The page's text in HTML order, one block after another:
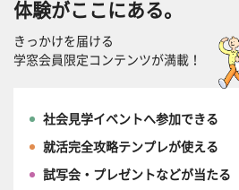
体験がここにある。
きっかけを届ける
学窓会員限定コンテンツが満載！
社会見学イベントへ参加できる
就活完全攻略テンプレが使える
試写会・プレゼントなどが当たる